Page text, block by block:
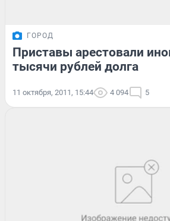
ГОРОД
Приставы арестовали
тысячи рублей долга
11 октября, 2011, 15:44 4 094 5